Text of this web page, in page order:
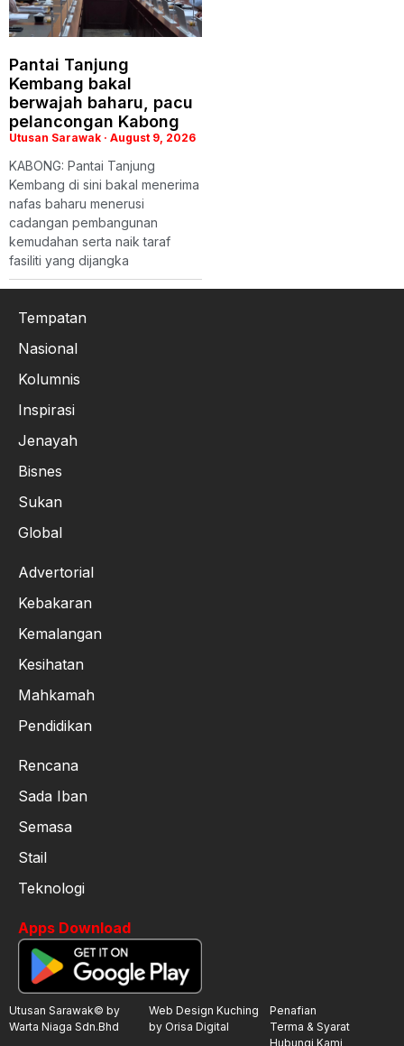
Pantai Tanjung
Kembang bakal
berwajah baharu, pacu
pelancongan Kabong
Utusan Sarawak August 9, 2026
KABONG: Pantai Tanjung
Kembang di sini bakal menerima
nafas baharu menerusi
cadangan pembangunan
kemudahan serta naik taraf
fasiliti yang dijangka
Tempatan
Nasional
Kolumnis
Inspirasi
Jenayah
Bisnes
Sukan
Global
Advertorial
Kebakaran
Kemalangan
Kesihatan
Mahkamah
Pendidikan
Rencana
Sada Iban
Semasa
Stail
Teknologi
Apps Download
Utusan Sarawak© by
Warta Niaga Sdn.Bhd
Web Design Kuching
by Orisa Digital
Penafian
Terma & Syarat
Hubungi Kami